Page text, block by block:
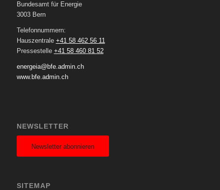
Bundesamt für Energie
3003 Bern
Telefonnummern:
Hauszentrale +41 58 462 56 11
Pressestelle +41 58 460 81 52
energeia@bfe.admin.ch
www.bfe.admin.ch
NEWSLETTER
Newsletter abonnieren
SITEMAP